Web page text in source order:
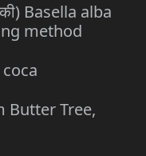
Basella alba
method
Butter Tree,